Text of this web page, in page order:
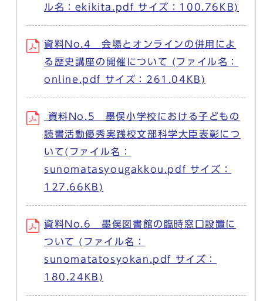
ル名：ekikita.pdf サイズ：100.76KB)
資料No.4 会場とオンラインの併用によ
る歴史講座の開催について (ファイル名：
online.pdf サイズ：261.04KB)
資料No.5 墨俣小学校における子どもの
読書活動優秀実践校文部科学大臣表彰につ
いて(ファイル名：
sunomatasyougakkou.pdf サイズ：
127.66KB)
資料No.6 墨俣図書館の臨時窓口設置に
ついて (ファイル名：
sunomatatosyokan.pdf サイズ：
180.24KB)